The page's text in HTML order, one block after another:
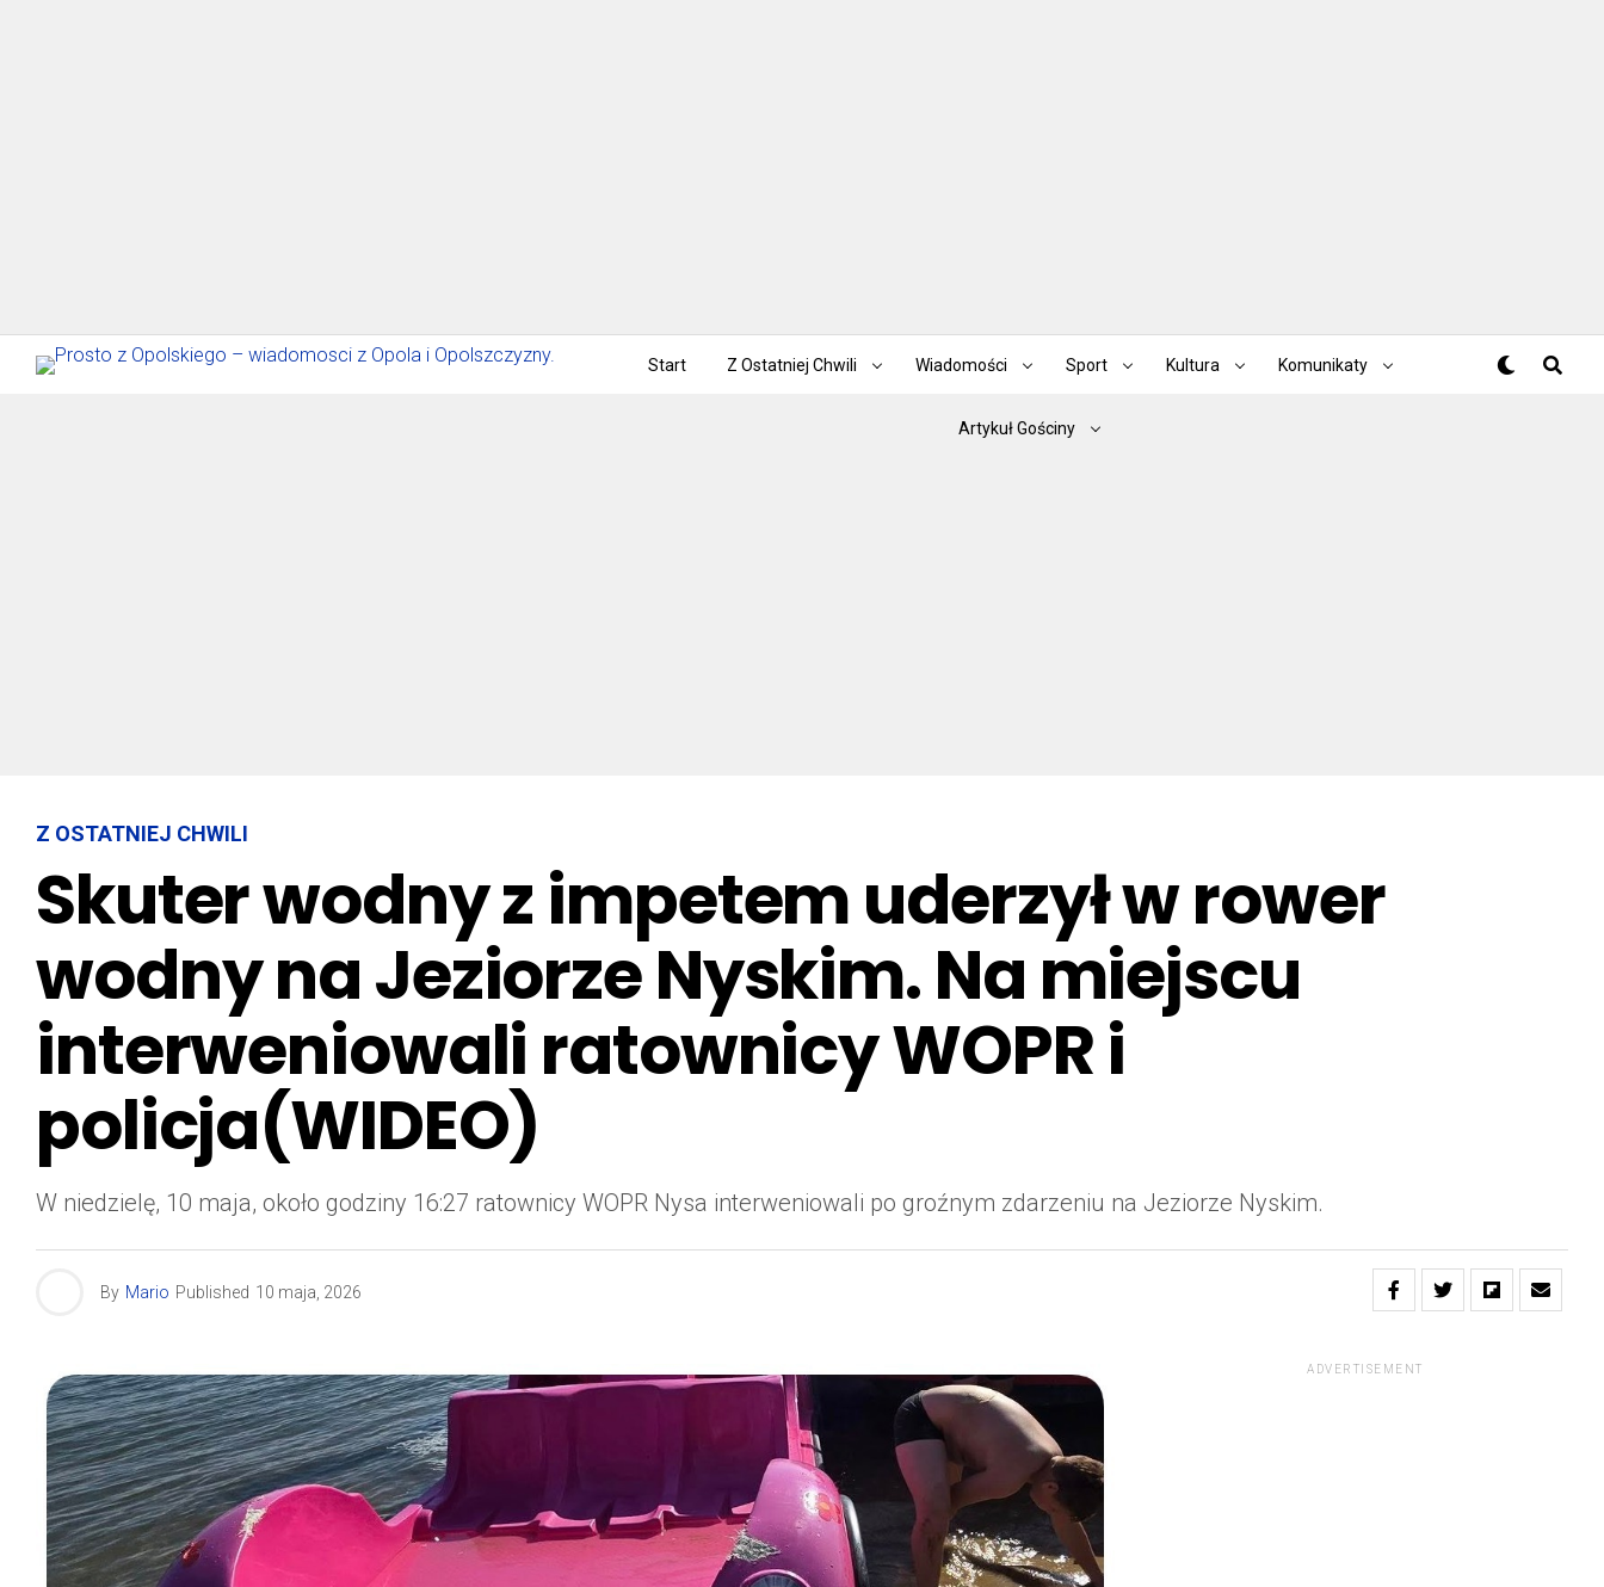
Start Z Ostatniej Chwili Wiadomości Sport Kultura Komunikaty
Artykuł Gościny
Z OSTATNIEJ CHWILI
Skuter wodny z impetem uderzył w rower
wodny na Jeziorze Nyskim. Na miejscu
interweniowali ratownicy WOPR i
policja(WIDEO)
W niedzielę, 10 maja, około godziny 16:27 ratownicy WOPR Nysa interweniowali po groźnym zdarzeniu na Jeziorze Nyskim.
By Mario Published 10 maja, 2026
ADVERTISEMENT